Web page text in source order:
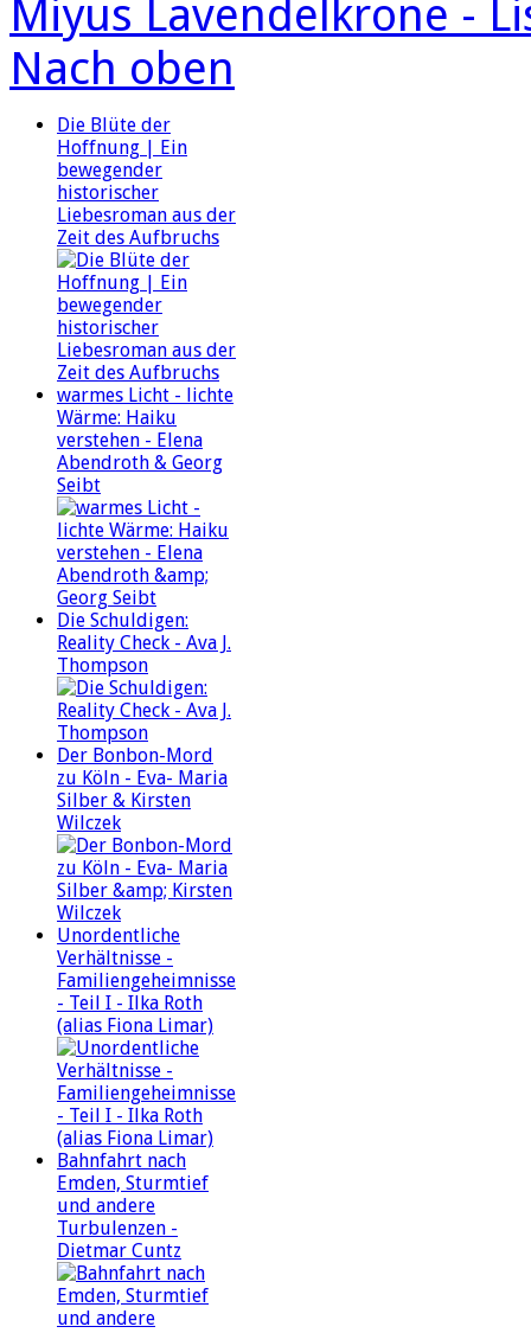
Miyus Lavendelkrone -
Nach oben
Die Blüte der
Hoffnung | Ein
bewegender
historischer
Liebesroman aus der
Zeit des Aufbruchs
warmes Licht - lichte
Wärme: Haiku
verstehen - Elena
Abendroth & Georg
Seibt
Die Schuldigen:
Reality Check - Ava J.
Thompson
Der Bonbon-Mord
zu Köln - Eva- Maria
Silber & Kirsten
Wilczek
Unordentliche
Verhältnisse -
Familiengeheimnisse
- Teil I - Ilka Roth
(alias Fiona Limar)
Bahnfahrt nach
Emden, Sturmtief
und andere
Turbulenzen -
Dietmar Cuntz